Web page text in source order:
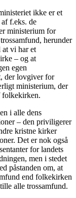
ikke er et
f.eks. de
ministerium for
herunder
vi har et
– og at
egen
der lovgiver for
ministerium, der
folkekirken.
i alle dens
– den priviligerer
kristne kirker
Det er nok også
for landets
men i stedet
påstanden om, at
end folkekirken
alle trossamfund.